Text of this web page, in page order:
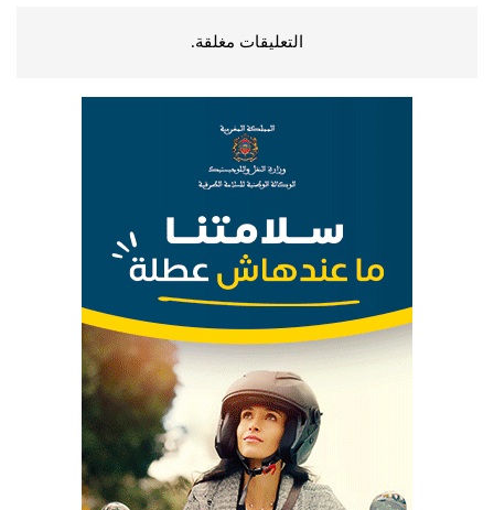
التعليقات مغلقة.